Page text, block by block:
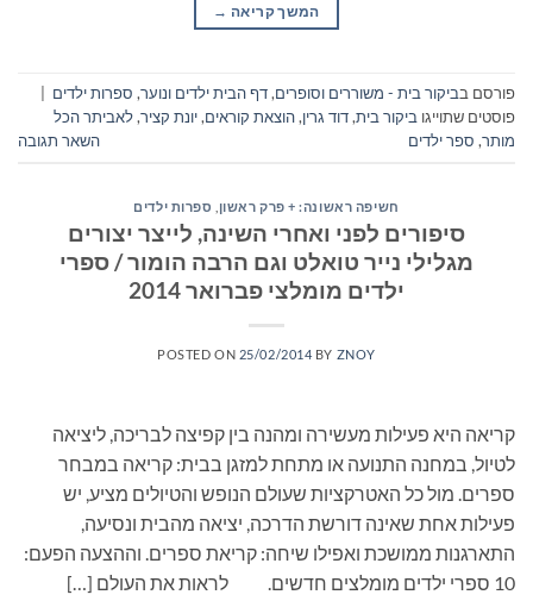
המשך קריאה →
פורסם בביקור בית - משוררים וסופרים,דף הבית ילדים ונוער, ספרות ילדים
פוסטים שתוייגו ביקור בית,דוד גרין,הוצאת קוראים,יונת קציר,לאביתר הכל
מותר, ספר ילדים השאר תגובה
חשיפה ראשונה: + פרק ראשון ספרות ילדים
סיפורים לפני ואחרי השינה, לייצר יצורים
מגלילי נייר טואלט וגם הרבה הומור / ספרי
ילדים מומלצי פברואר 2014
POSTED ON 25/02/2014 BY ZNOY
קריאה היא פעילות מעשירה ומהנה בין קפיצה לבריכה, ליציאה
לטיול, במחנה התנועה או מתחת למזגן בבית: קריאה במבחר
ספרים. מול כל האטרקציות שעולם הנופש והטיולים מציע, יש
פעילות אחת שאינה דורשת הדרכה, יציאה מהבית ונסיעה,
התארגנות ממושכת ואפילו שיחה: קריאת ספרים. וההצעה הפעם:
10 ספרי ילדים מומלצים חדשים. לראות את העולם […]